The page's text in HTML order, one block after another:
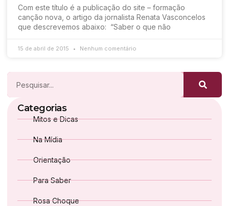
Com este título é a publicação do site – formação
canção nova, o artigo da jornalista Renata Vasconcelos
que descrevemos abaixo: “Saber o que não
15 de abril de 2015 Nenhum comentário
Categorias
Mitos e Dicas
Na Mídia
Orientação
Para Saber
Rosa Choque